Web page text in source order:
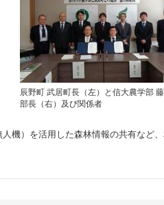
辰野町 武居町長（左）と信大農学部
部長（右）及び関係者
機）を活用した森林情報の共有など